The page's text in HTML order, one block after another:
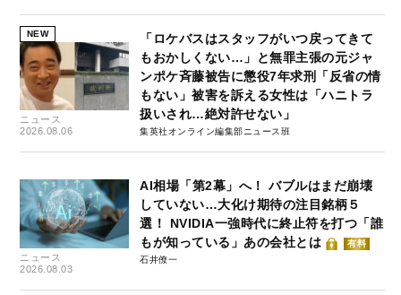
NEW
ニュース
2026.08.06
「ロケバスはスタッフがいつ戻ってきて
もおかしくない…」と無罪主張の元ジャ
ンポケ斉藤被告に懲役7年求刑「反省の情
もない」被害を訴える女性は「ハニトラ
扱いされ…絶対許せない」
集英社オンライン編集部ニュース班
ニュース
2026.08.03
AI相場「第2幕」へ！ バブルはまだ崩壊
していない…大化け期待の注目銘柄５
選！ NVIDIA一強時代に終止符を打つ「誰
もが知っている」あの会社とは
有料
石井僚一